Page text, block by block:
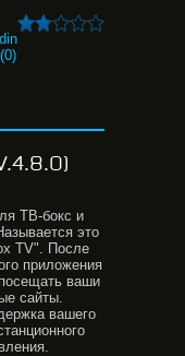
ТВ-бокс и
это
TV". После
приложения
ваши
сайты.
вашего